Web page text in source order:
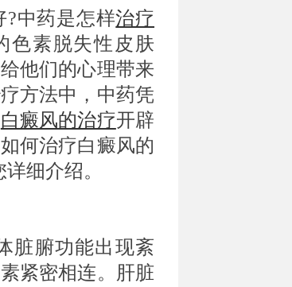
?中药是怎样治疗
色素脱失性皮肤
他们的心理带来
方法中，中药凭
白癜风的治疗开辟
何治疗白癜风的
细介绍。
腑功能出现紊
紧密相连。肝脏